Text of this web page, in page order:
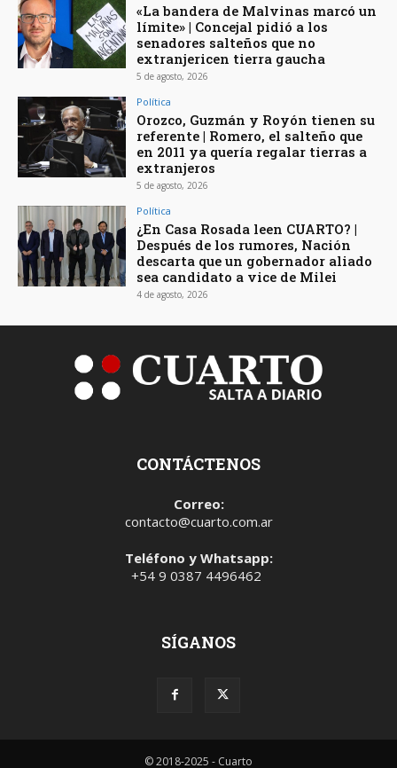
«La bandera de Malvinas marcó un
límite» | Concejal pidió a los
senadores salteños que no
extranjericen tierra gaucha
5 de agosto, 2026
Política
Orozco, Guzmán y Royón tienen su
referente | Romero, el salteño que
en 2011 ya quería regalar tierras a
extranjeros
5 de agosto, 2026
Política
¿En Casa Rosada leen CUARTO? |
Después de los rumores, Nación
descarta que un gobernador aliado
sea candidato a vice de Milei
4 de agosto, 2026
CONTÁCTENOS
Correo:
contacto@cuarto.com.ar
Teléfono y Whatsapp:
+54 9 0387 4496462
SÍGANOS
© 2018-2025 - Cuarto